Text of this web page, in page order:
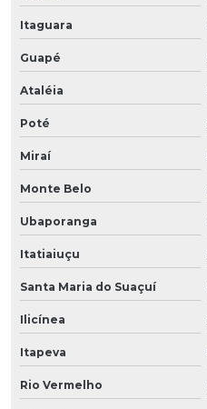
Itaguara
Guapé
Ataléia
Poté
Miraí
Monte Belo
Ubaporanga
Itatiaiuçu
Santa Maria do Suaçuí
Ilicínea
Itapeva
Rio Vermelho